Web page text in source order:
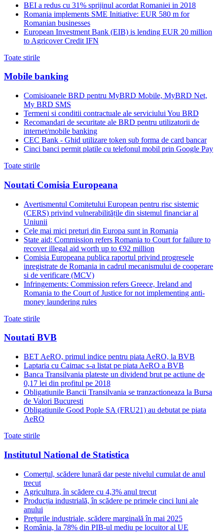
BEI a redus cu 31% sprijinul acordat Romaniei in 2018
Romania implements SME Initiative: EUR 580 m for
Romanian businesses
European Investment Bank (EIB) is lending EUR 20 million
to Agricover Credit IFN
Toate stirile
Mobile banking
Comisioanele BRD pentru MyBRD Mobile, MyBRD Net,
My BRD SMS
Termeni si conditii contractuale ale serviciului You BRD
Recomandari de securitate ale BRD pentru utilizatorii de
internet/mobile banking
CEC Bank - Ghid utilizare token sub forma de card bancar
Cinci banci permit platile cu telefonul mobil prin Google Pay
Toate stirile
Noutati Comisia Europeana
Avertismentul Comitetului European pentru risc sistemic
(CERS) privind vulnerabilitățile din sistemul financiar al
Uniunii
Cele mai mici preturi din Europa sunt in Romania
State aid: Commission refers Romania to Court for failure to
recover illegal aid worth up to €92 million
Comisia Europeana publica raportul privind progresele
inregistrate de Romania in cadrul mecanismului de cooperare
si de verificare (MCV)
Infringements: Commission refers Greece, Ireland and
Romania to the Court of Justice for not implementing anti-
money laundering rules
Toate stirile
Noutati BVB
BET AeRO, primul indice pentru piata AeRO, la BVB
Laptaria cu Caimac s-a listat pe piata AeRO a BVB
Banca Transilvania plateste un dividend brut pe actiune de
0,17 lei din profitul pe 2018
Obligatiunile Bancii Transilvania se tranzactioneaza la Bursa
de Valori Bucuresti
Obligatiunile Good Pople SA (FRU21) au debutat pe piata
AeRO
Toate stirile
Institutul National de Statistica
Comerțul, scădere lunară dar peste nivelul cumulat de anul
trecut
Agricultura, în scădere cu 4,3% anul trecut
Producția industrială, în scădere pe primele cinci luni ale
anului
Prețurile industriale, scădere marginală în mai 2025
România, la 78% din PIB-ul mediu pe locuitor al UE